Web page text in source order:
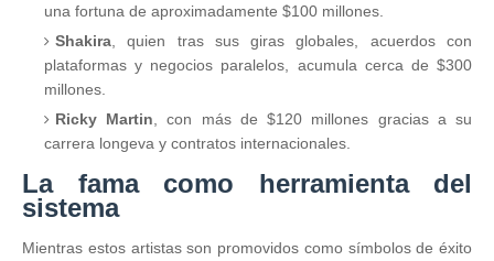
una fortuna de aproximadamente $100 millones.
Shakira , quien tras sus giras globales, acuerdos con
plataformas y negocios paralelos, acumula cerca de $300
millones.
Ricky Martin , con más de $120 millones gracias a su
carrera longeva y contratos internacionales.
La fama como herramienta del
sistema
Mientras estos artistas son promovidos como símbolos de éxito